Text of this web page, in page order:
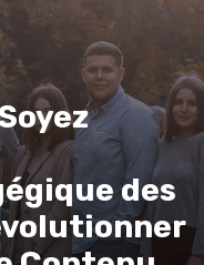
des